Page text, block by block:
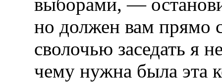
выборами, —
но должен вам прямо
сволочью заседать я
чему нужна была эта